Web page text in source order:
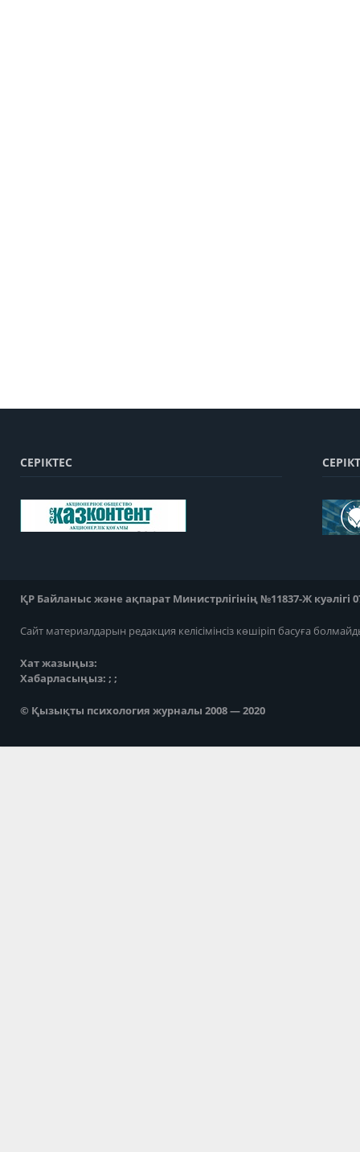
СЕРІКТЕС
ҚР Байланыс және ақпарат Министрлігінің №11837-Ж куәлігі
Сайт материалдарын редакция келісімінсіз көшіріп басуға
Хат жазыңыз:
Хабарласыңыз: ; ;
© Қызықты психология журналы 2008 — 2020